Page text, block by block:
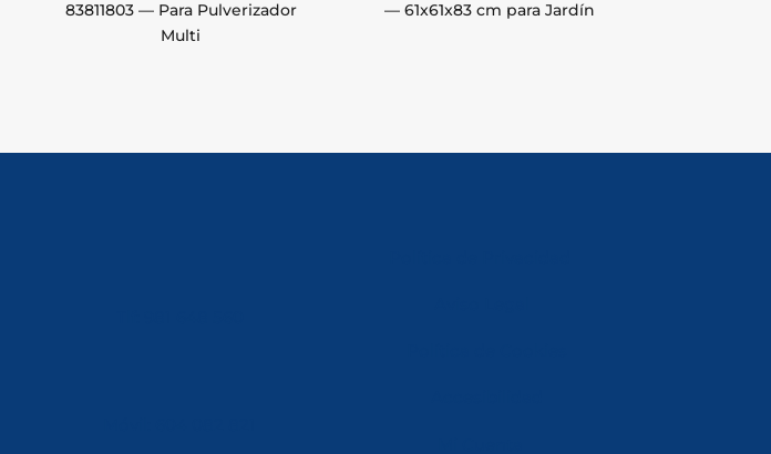
83811803 — Para Pulverizador
Multi
— 61x61x83 cm para Jardín